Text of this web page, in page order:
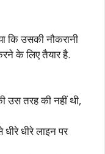
कि उसकी नौकरानी
के लिए तैयार है.
उस तरह की नहीं थी,
धीरे लाइन पर